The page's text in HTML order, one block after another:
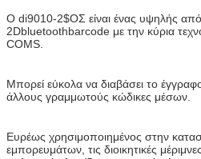
Ο di9010-2$ΟΣ είναι ένας υψηλής
2Dbluetoothbarcode με την κύρια
COMS.
Μπορεί εύκολα να διαβάσει το
άλλους γραμμωτούς κώδικες μέσων.
Ευρέως χρησιμοποιημένος στην
εμπορευμάτων, τις διοικητικές